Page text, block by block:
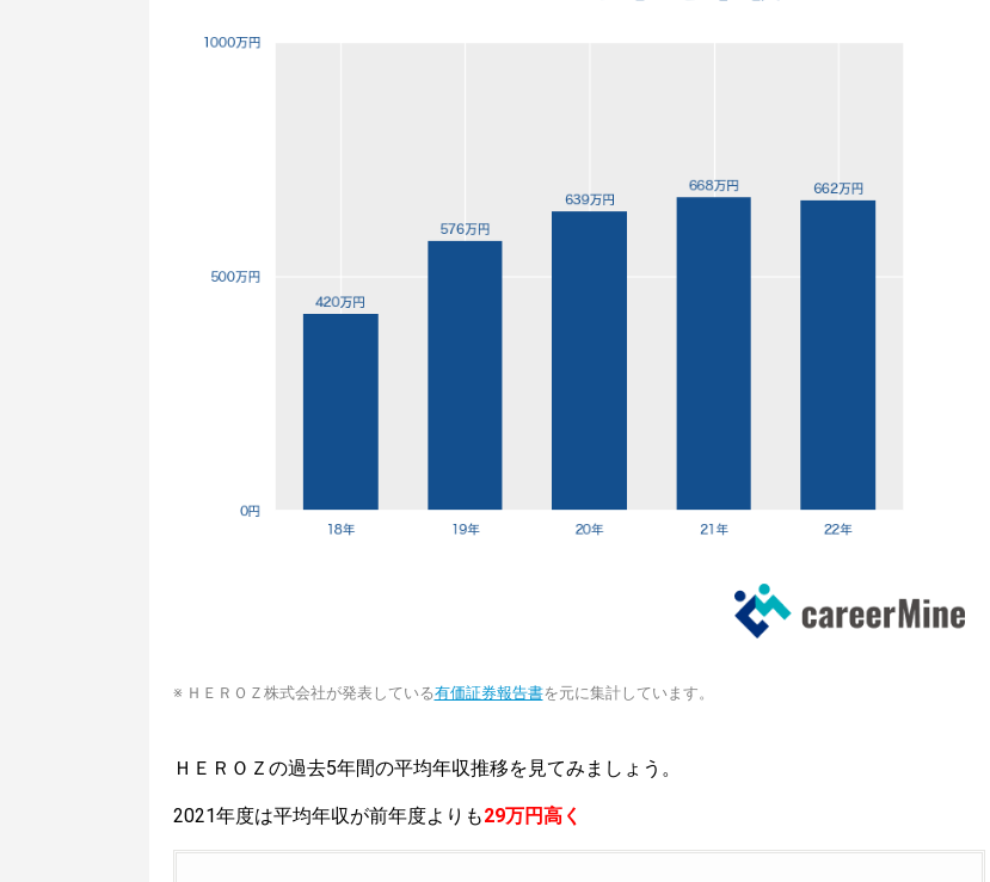
※ ＨＥＲＯＺ株式会社が発表している有価証券報告書を元に集計しています。
ＨＥＲＯＺの過去5年間の平均年収推移を見てみましょう。
2021年度は平均年収が前年度よりも29万円高く